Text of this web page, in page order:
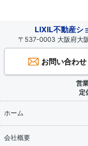
LIXIL不動産シ
〒537-0003 大阪府大
お問い合わせ
営
定
ホーム
会社概要